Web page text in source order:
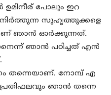
പോലും ഇറ
സുഹൃത്തുക്കളെ
ഞാൻ ഓർക്കുന്നത്.
ഞാൻ പഠിച്ചത് എൻ
തന്നെയാണ്. നോമ്പ് എ
ഞാൻ തന്നെ